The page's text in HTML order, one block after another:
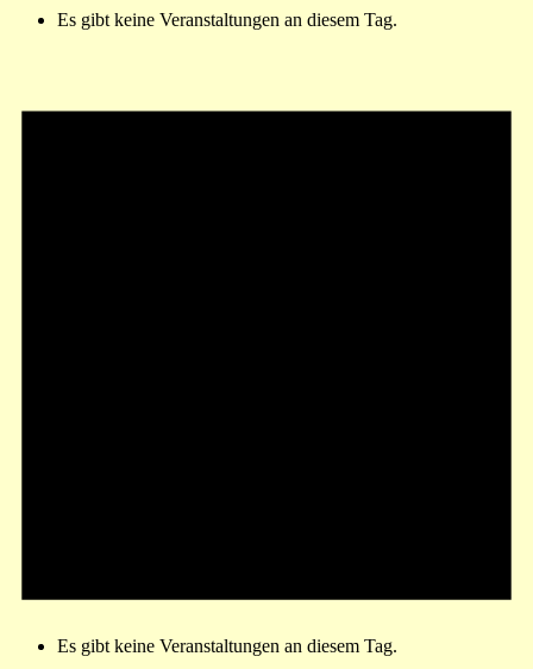
Es gibt keine Veranstaltungen an diesem Tag.
Es gibt keine Veranstaltungen an diesem Tag.